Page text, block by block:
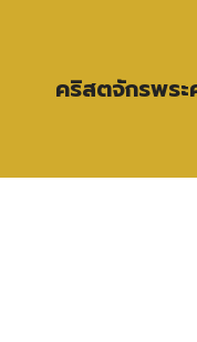
คริสตจักรพร